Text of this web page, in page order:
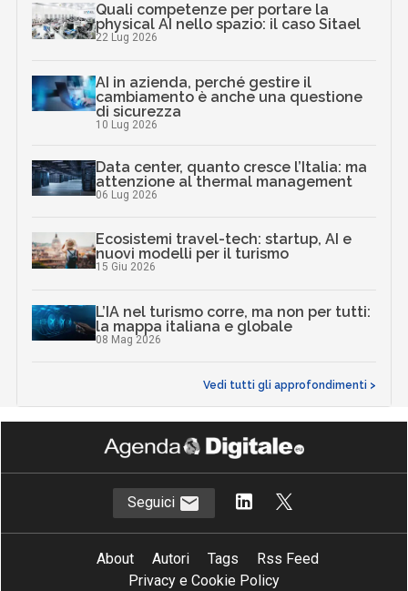
Quali competenze per portare la
physical AI nello spazio: il caso Sitael
22 Lug 2026
AI in azienda, perché gestire il
cambiamento è anche una questione
di sicurezza
10 Lug 2026
Data center, quanto cresce l’Italia: ma
attenzione al thermal management
06 Lug 2026
Ecosistemi travel-tech: startup, AI e
nuovi modelli per il turismo
15 Giu 2026
L’IA nel turismo corre, ma non per tutti:
la mappa italiana e globale
08 Mag 2026
Vedi tutti gli approfondimenti >
Seguici
About Autori Tags
Rss Feed
Privacy e Cookie Policy